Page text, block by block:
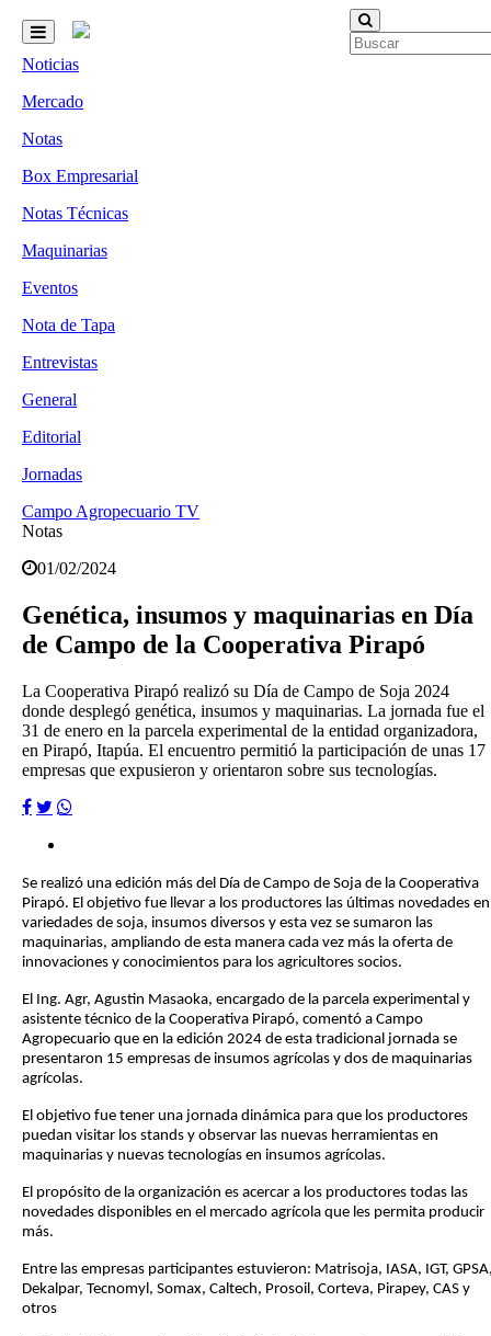
Noticias
Mercado
Notas
Box Empresarial
Notas Técnicas
Maquinarias
Eventos
Nota de Tapa
Entrevistas
General
Editorial
Jornadas
Campo Agropecuario TV
Notas
01/02/2024
Genética, insumos y maquinarias en Día
de Campo de la Cooperativa Pirapó
La Cooperativa Pirapó realizó su Día de Campo de Soja 2024
donde desplegó genética, insumos y maquinarias. La jornada fue el
31 de enero en la parcela experimental de la entidad organizadora,
en Pirapó, Itapúa. El encuentro permitió la participación de unas 17
empresas que expusieron y orientaron sobre sus tecnologías.
Se realizó una edición más del Día de Campo de Soja de la Cooperativa
Pirapó. El objetivo fue llevar a los productores las últimas novedades en
variedades de soja, insumos diversos y esta vez se sumaron las
maquinarias, ampliando de esta manera cada vez más la oferta de
innovaciones y conocimientos para los agricultores socios.
El Ing. Agr, Agustin Masaoka, encargado de la parcela experimental y
asistente técnico de la Cooperativa Pirapó, comentó a Campo
Agropecuario que en la edición 2024 de esta tradicional jornada se
presentaron 15 empresas de insumos agrícolas y dos de maquinarias
agrícolas.
El objetivo fue tener una jornada dinámica para que los productores
puedan visitar los stands y observar las nuevas herramientas en
maquinarias y nuevas tecnologías en insumos agrícolas.
El propósito de la organización es acercar a los productores todas las
novedades disponibles en el mercado agrícola que les permita producir
más.
Entre las empresas participantes estuvieron: Matrisoja, IASA, IGT,
Dekalpar, Tecnomyl, Somax, Caltech, Prosoil, Corteva, Pirapey, CAS y
otros